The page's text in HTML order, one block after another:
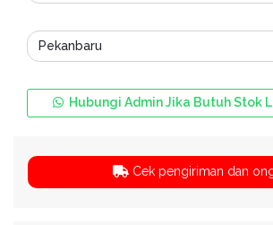
Pekanbaru
Hubungi Admin Jika Butuh Stok
Cek pengiriman dan